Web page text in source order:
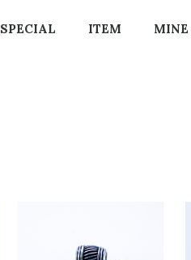
SPECIAL ITEM MINE